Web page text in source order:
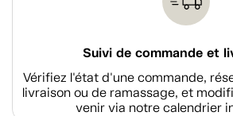
Suivi de commande et
Vérifiez l'état d'une commande,
livraison ou de ramassage, et
venir via notre calendrier